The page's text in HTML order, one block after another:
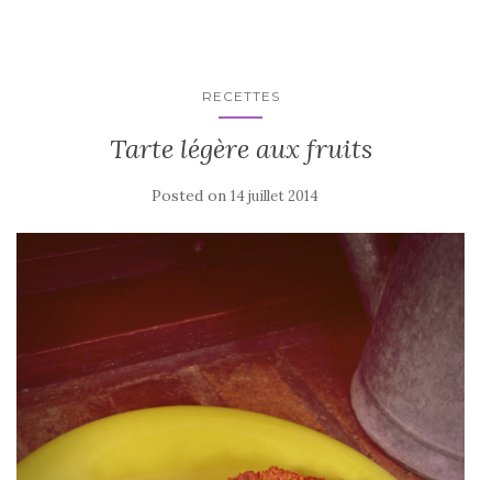
RECETTES
Tarte légère aux fruits
Posted on 14 juillet 2014